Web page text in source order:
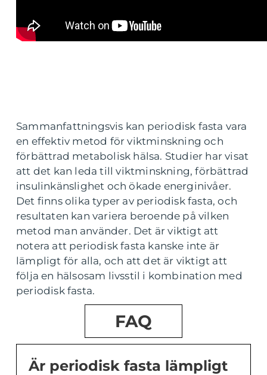
Sammanfattningsvis kan periodisk fasta vara
en effektiv metod för viktminskning och
förbättrad metabolisk hälsa. Studier har visat
att det kan leda till viktminskning, förbättrad
insulinkänslighet och ökade energinivåer.
Det finns olika typer av periodisk fasta, och
resultaten kan variera beroende på vilken
metod man använder. Det är viktigt att
notera att periodisk fasta kanske inte är
lämpligt för alla, och att det är viktigt att
följa en hälsosam livsstil i kombination med
periodisk fasta.
FAQ
Är periodisk fasta lämpligt